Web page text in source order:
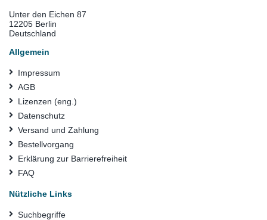
Unter den Eichen 87
12205 Berlin
Deutschland
Allgemein
Impressum
AGB
Lizenzen (eng.)
Datenschutz
Versand und Zahlung
Bestellvorgang
Erklärung zur Barrierefreiheit
FAQ
Nützliche Links
Suchbegriffe